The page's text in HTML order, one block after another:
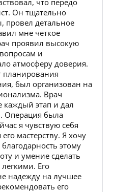
Он тщательно
детальное
мне четкое
проявил высокую
и
атмосферу доверия.
планирования
был организован на
Врач
этап и дал
Операция была
я чувствую себя
мастерству. Я хочу
этому
и умение сделать
Его
надежду на лучшее
его